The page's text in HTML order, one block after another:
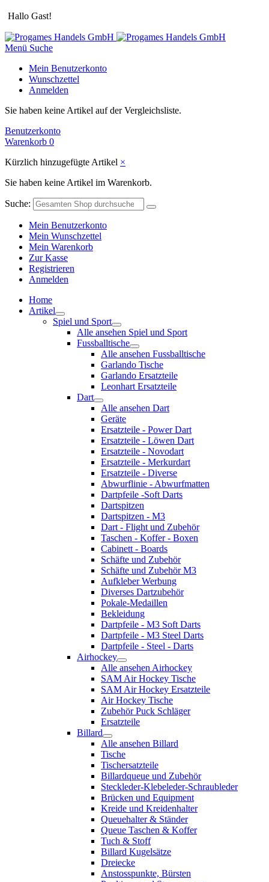
Hallo Gast!
Menü Suche
Mein Benutzerkonto
Wunschzettel
Anmelden
Sie haben keine Artikel auf der Vergleichsliste.
Benutzerkonto
Warenkorb 0
Kürzlich hinzugefügte Artikel ×
Sie haben keine Artikel im Warenkorb.
Suche:
Mein Benutzerkonto
Mein Wunschzettel
Mein Warenkorb
Zur Kasse
Registrieren
Anmelden
Home
Artikel
Spiel und Sport
Alle ansehen Spiel und Sport
Fussballtische
Alle ansehen Fussballtische
Garlando Tische
Garlando Ersatzteile
Leonhart Ersatzteile
Dart
Alle ansehen Dart
Geräte
Ersatzteile - Power Dart
Ersatzteile - Löwen Dart
Ersatzteile - Novodart
Ersatzteile - Merkurdart
Ersatzteile - Diverse
Abwurflinie - Abwurfmatten
Dartpfeile -Soft Darts
Dartspitzen
Dartspitzen - M3
Dart - Flight und Zubehör
Taschen - Koffer - Boxen
Cabinett - Boards
Schäfte und Zubehör
Schäfte und Zubehör M3
Aufkleber Werbung
Diverses Dartzubehör
Pokale-Medaillen
Bekleidung
Dartpfeile - M3 Soft Darts
Dartpfeile - M3 Steel Darts
Dartpfeile - Steel - Darts
Airhockey
Alle ansehen Airhockey
SAM Air Hockey Tische
SAM Air Hockey Ersatzteile
Air Hockey Tische
Zubehör Puck Schläger
Ersatzteile
Billard
Alle ansehen Billard
Tische
Tischersatzteile
Billardqueue und Zubehör
Steckleder-Klebeleder-Schraubleder
Brücken und Equipment
Kreide und Kreidenhalter
Queuehalter & Ständer
Queue Taschen & Koffer
Tuch & Stoff
Billard Kugelsätze
Dreiecke
Anstosspunkte, Bürsten